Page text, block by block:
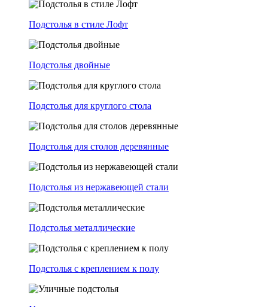
Подстолья в стиле Лофт
Подстолья двойные
Подстолья для круглого стола
Подстолья для столов деревянные
Подстолья из нержавеющей стали
Подстолья металлические
Подстолья с креплением к полу